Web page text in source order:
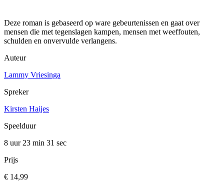
Deze roman is gebaseerd op ware gebeurtenissen en gaat over
mensen die met tegenslagen kampen, mensen met weeffouten,
schulden en onvervulde verlangens.
Auteur
Lammy Vriesinga
Spreker
Kirsten Haijes
Speelduur
8 uur 23 min 31 sec
Prijs
€ 14,99